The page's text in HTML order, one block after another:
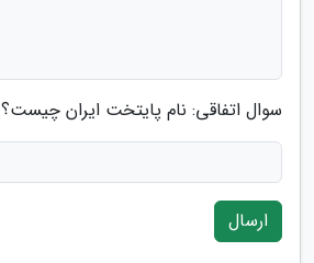
سوال اتفاقی: نام پایتخت ایران چیست؟
ارسال